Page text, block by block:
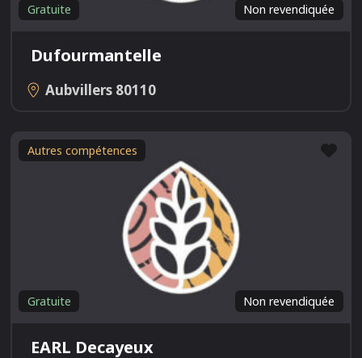
Non revendiquée
Gratuite
Dufourmantelle
Aubvillers 80110
Autres compétences
Non revendiquée
Gratuite
EARL Decayeux